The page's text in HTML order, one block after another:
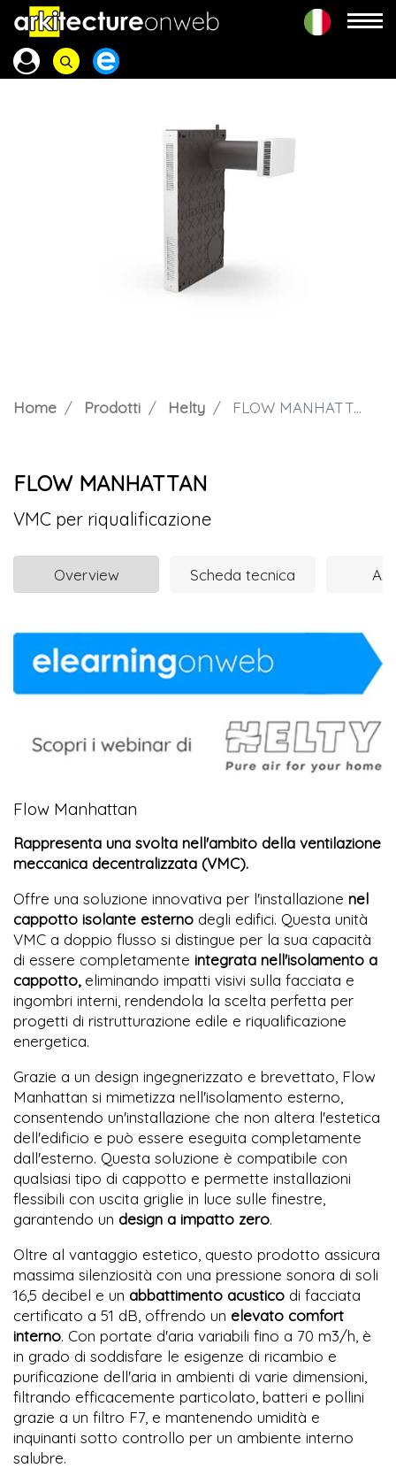
Home Prodotti Helty FLOW MANHATTAN
FLOW MANHATTAN
VMC per riqualificazione
Overview Scheda tecnica
Flow Manhattan
Rappresenta una svolta nell'ambito della ventilazione
meccanica decentralizzata (VMC).
Offre una soluzione innovativa per l'installazione nel
cappotto isolante esterno degli edifici. Questa unità
VMC a doppio flusso si distingue per la sua capacità
di essere completamente integrata nell'isolamento a
cappotto,eliminando impatti visivi sulla facciata e
ingombri interni, rendendola la scelta perfetta per
progetti di ristrutturazione edile e riqualificazione
energetica.
Grazie a un design ingegnerizzato e brevettato, Flow
Manhattan si mimetizza nell'isolamento esterno,
consentendo un'installazione che non altera l'estetica
dell'edificio e può essere eseguita completamente
dall'esterno. Questa soluzione è compatibile con
qualsiasi tipo di cappotto e permette installazioni
flessibili con uscita griglie in luce sulle finestre,
garantendo un design a impatto zero.
Oltre al vantaggio estetico, questo prodotto assicura
massima silenziosità con una pressione sonora di soli
16,5 decibel e un abbattimento acustico di facciata
certificato a 51 dB, offrendo un elevato comfort
interno. Con portate d'aria variabili fino a 70 m3/h, è
in grado di soddisfare le esigenze di ricambio e
purificazione dell'aria in ambienti di varie dimensioni,
filtrando efficacemente particolato, batteri e pollini
grazie a un filtro F7, e mantenendo umidità e
inquinanti sotto controllo per un ambiente interno
salubre.